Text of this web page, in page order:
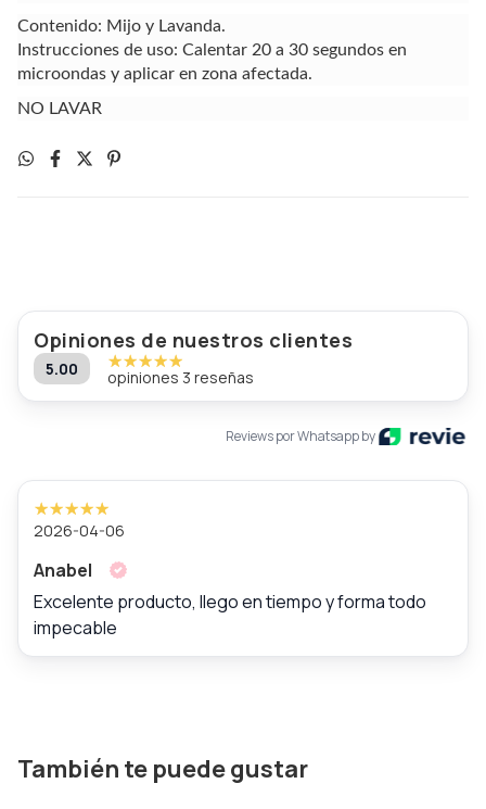
Contenido: Mijo y Lavanda.
Instrucciones de uso: Calentar 20 a 30 segundos en
microondas y aplicar en zona afectada.
NO LAVAR
Opiniones de nuestros clientes
5.00 opiniones 3 reseñas
Reviews por Whatsapp by
2026-04-06
Anabel
Excelente producto, llego en tiempo y forma todo
impecable
También te puede gustar